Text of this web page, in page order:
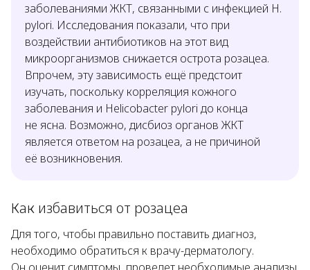
заболеваниями ЖКТ, связанными с инфекцией H.
pylori. Исследования показали, что при
воздействии антибиотиков на этот вид
микроорганизмов снижается острота розацеа.
Впрочем, эту зависимость ещё предстоит
изучать, поскольку корреляция кожного
заболевания и Helicobacter pylori до конца
не ясна. Возможно, дисбиоз органов ЖКТ
является ответом на розацеа, а не причиной
её возникновения.
Как избавиться от розацеа
Для того, чтобы правильно поставить диагноз,
необходимо обратиться к врачу-дерматологу.